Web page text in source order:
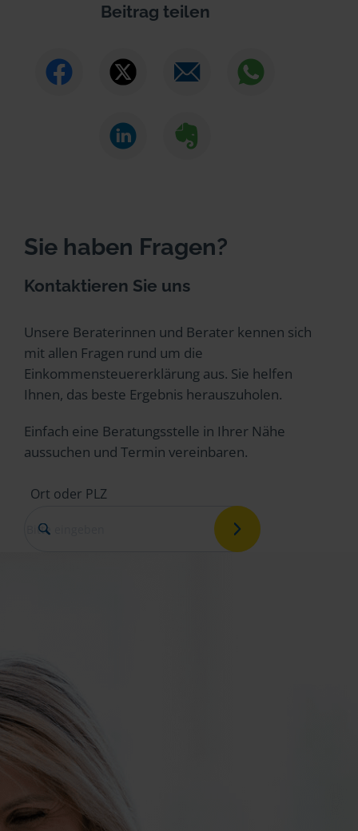
Beitrag teilen
Sie haben Fragen?
Kontaktieren Sie uns
Unsere Beraterinnen und Berater kennen sich
mit allen Fragen rund um die
Einkommensteuererklärung aus. Sie helfen
Ihnen, das beste Ergebnis herauszuholen.
Einfach eine Beratungsstelle in Ihrer Nähe
aussuchen und Termin vereinbaren.
Ort oder PLZ